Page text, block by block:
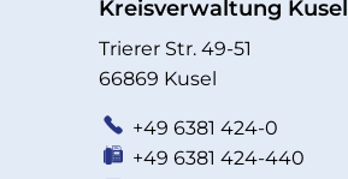
Kreisverwaltung Kusel
Trierer Str. 49-51
66869 Kusel
+49 6381 424-0
+49 6381 424-440